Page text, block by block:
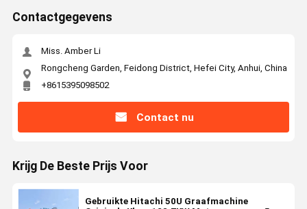
Contactgegevens
Miss. Amber Li
Rongcheng Garden, Feidong District, Hefei City, Anhui, China
+8615395098502
Contact nu
Krijg De Beste Prijs Voor
Gebruikte Hitachi 50U Graafmachine